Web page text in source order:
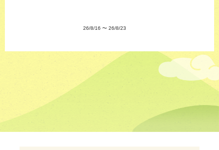
26/8/16 〜 26/8/23